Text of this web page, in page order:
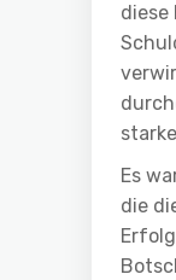
diese
Es
die